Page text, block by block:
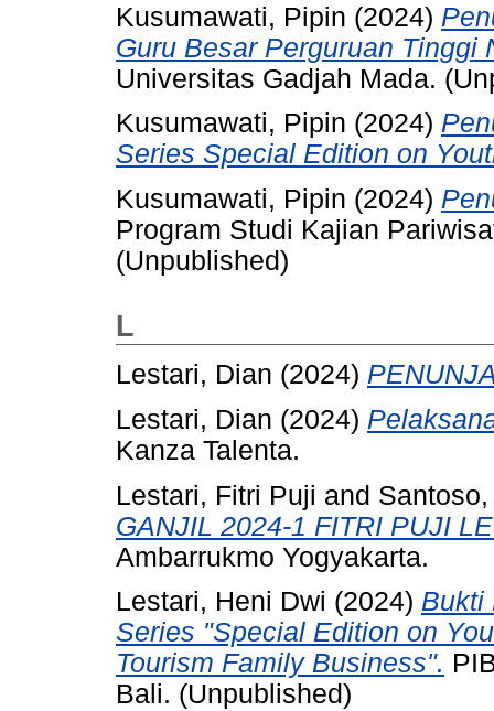
Kusumawati, Pipin (2024)
Guru Besar Perguruan Tinggi
Universitas Gadjah Mada.
Kusumawati, Pipin (2024)
Series Special Edition on
Kusumawati, Pipin (2024)
Program Studi Kajian
(Unpublished)
L
Lestari, Dian (2024)
Lestari, Dian (2024)
Kanza Talenta.
Lestari, Fitri Puji and
GANJIL 2024-1 FITRI PUJI
Ambarrukmo Yogyakarta.
Lestari, Heni Dwi (2024) Bukti
Series "Special Edition on
Tourism Family Business".
Bali. (Unpublished)